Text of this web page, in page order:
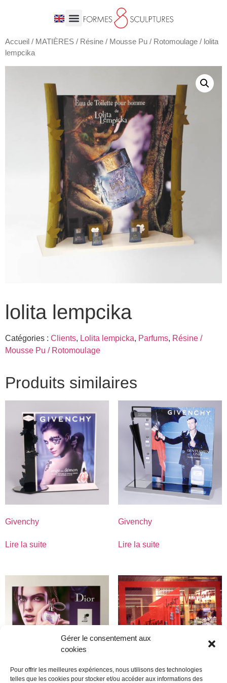
Gérer le consentement aux
cookies
Pour offrir les meilleures expériences, nous utilisons des technologies
telles que les cookies pour stocker et/ou accéder aux informations des
Accueil / MATIÈRES / Résine / Mousse Pu / Rotomoulage / lolita
lempcika
lolita lempcika
Catégories : Clients, Lolita lempicka, Parfums, Résine /
Mousse Pu / Rotomoulage
Produits similaires
Givenchy
Lire la suite
Givenchy
Lire la suite